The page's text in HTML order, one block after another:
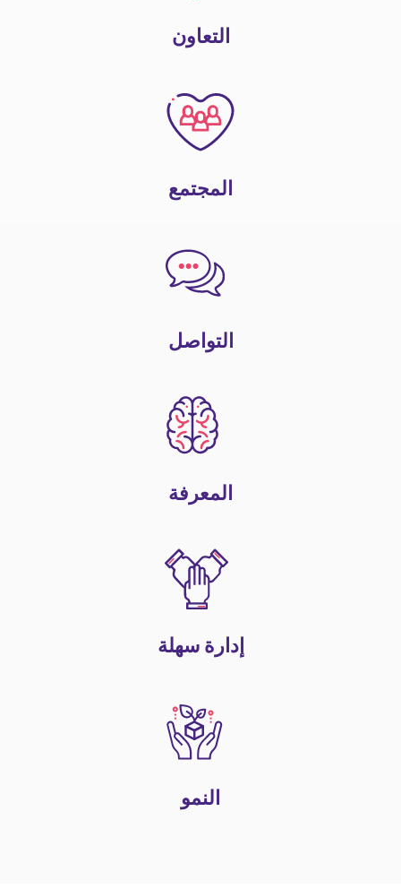
التعاون
المجتمع
التواصل
المعرفة
إدارة سهلة
النمو